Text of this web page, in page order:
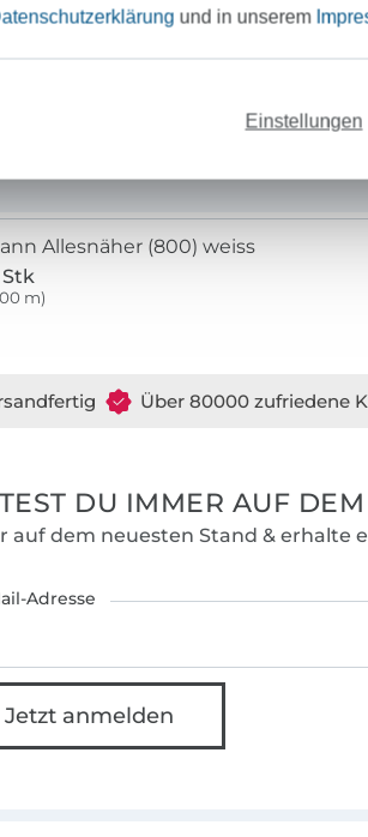
Allesnäher (800) weiss
m)
Über 80000 zufriedene
DU IMMER AUF
auf dem neuesten Stand & erhalte
Adresse
Jetzt anmelden
und in unserem
Einstellungen